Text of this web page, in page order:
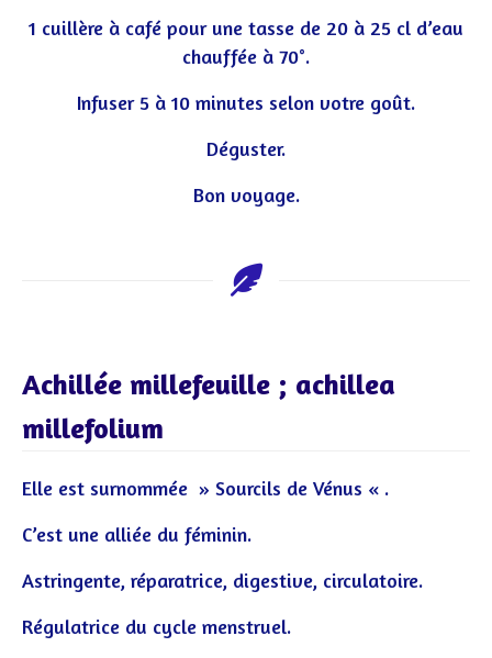
1 cuillère à café pour une tasse de 20 à 25 cl d’eau
chauffée à 70°.
Infuser 5 à 10 minutes selon votre goût.
Déguster.
Bon voyage.
Achillée millefeuille ; achillea
millefolium
Elle est surnommée » Sourcils de Vénus « .
C’est une alliée du féminin.
Astringente, réparatrice, digestive, circulatoire.
Régulatrice du cycle menstruel.